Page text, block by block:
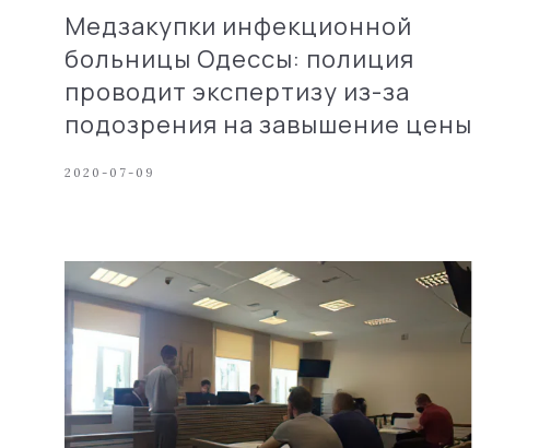
Медзакупки инфекционной
больницы Одессы: полиция
проводит экспертизу из-за
подозрения на завышение цены
2020-07-09